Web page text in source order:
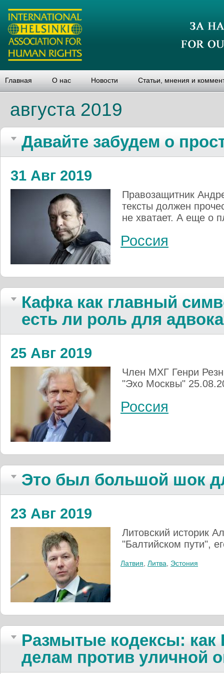
Главная О нас Новости Статьи, мнения и
августа 2019
Давайте забудем о
31 Авг 2019
Правозащитник
тексты должен
не хватает. А еще о
Россия
Кафка как главный
есть ли роль для
25 Авг 2019
Член МХГ Генри
"Эхо Москвы"
Россия
Это был большой шок
23 Авг 2019
Литовский историк
"Балтийском пути",
Латвия Литва Эстония
Размытые кодексы: как
делам против уличной